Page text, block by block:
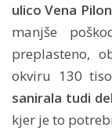
ulico Vena
manjše
preplasteno,
okviru 130
sanirala tudi
kjer je to